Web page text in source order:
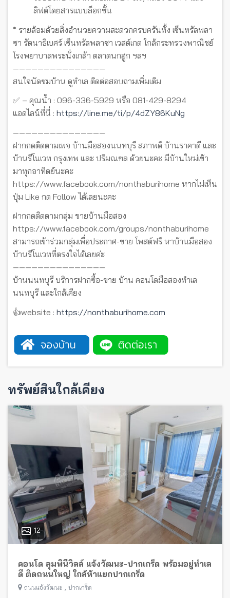
ลิฟต์โดยสารแบบล็อกชั้น
* รายล้อมด้วยสิ่งอำนวยความสะดวกครบครันทั้ง เซ็นทรัลพลา
ซา รัตนาธิเบศร์ เซ็นทรัลพลาซา เวสต์เกต ใกล้กระทรวงพาณิชย์
โรงพยาบาลพระนั่งเกล้า ตลาดนกฮูก ฯลฯ
———————————————
สนใจนัดชมบ้าน ดูทำเล ติดต่อสอบถามเพิ่มเติม
✅ – คุณน้ำ : 096-336-5929 หรือ 081-429-8294
แอดไลน์ที่นี่ : https://line.me/ti/p/4dZY86KuNg
———————————————
ฝากกดติดตามเพจ บ้านมือสองนนทบุรี สภาพดี บ้านราคาดี และ
บ้านรีโนเวท กรุงเทพ และ ปริมณฑล ด้วยนะคะ มีบ้านใหม่เข้า
มาทุกอาทิตย์นะคะ
https://www.facebook.com/nonthaburihome หากไม่เห็น
ปุ่ม Like กด Follow ได้เลยนะคะ
ฝากกดติดตามกลุ่ม ขายบ้านมือสอง
https://www.facebook.com/groups/nonthaburihome
สามารถเข้าร่วมกลุ่มเพื่อประกาศ-ขาย โพสต์ฟรี หาบ้านมือสอง
บ้านรีโนเวทที่ตรงใจได้เลยค่ะ
———————————————
บ้านนนทบุรี บริการฝากซื้อ-ขาย บ้าน คอนโดมือสองทำเล
นนทบุรี และใกล้เคียง
👍website : https://nonthaburihome.com
ทรัพย์สินใกล้เคียง
12
คอนโด ลุมพินีวิลล์ แจ้งวัฒนะ-ปากเกร็ด พร้อมอยู่ทำเล
ดี ติดถนนใหญ่ ใกล้ห้าแยกปากเกร็ด
ถนนแจ้งวัฒนะ , ปากเกร็ด